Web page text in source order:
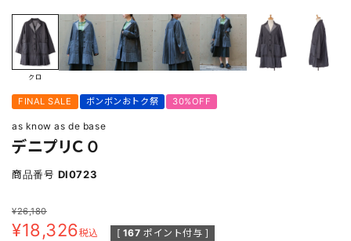
クロ
FINAL SALE ボンボンおトク祭 30%OFF
as know as de base
デニプリＣＯ
商品番号 DI0723
¥26,180
¥18,326税込 [ 167 ポイント付与 ]